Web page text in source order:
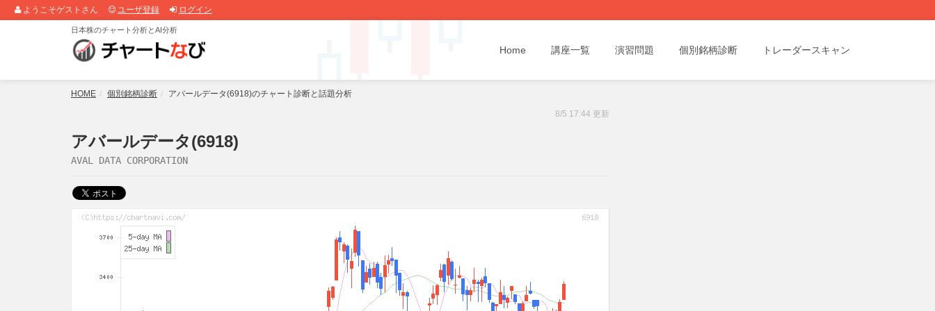
ようこそゲストさん ユーザ登録 ログイン
日本株のチャート分析とAI分析
Home 講座一覧 演習問題 個別銘柄診断 トレーダースキャン
HOME 個別銘柄診断 アバールデータ(6918)のチャート診断と話題分析
8/5 17:44 更新
アバールデータ(6918)
AVAL DATA CORPORATION